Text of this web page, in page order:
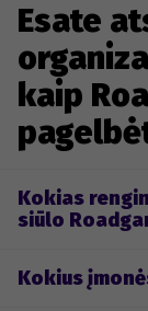
Esate
kaip
Kokias
siūlo
žaidimų ir
Kokius